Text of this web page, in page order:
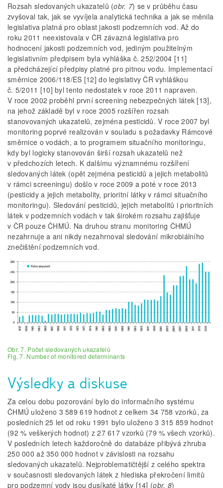
Rozsah sledovaných ukazatelů (obr. 7) se v průběhu času
zvyšoval tak, jak se vyvíjela analytická technika a jak se měnila
legislativa platná pro oblast jakosti podzemních vod. Až do
roku 2011 neexistovala v ČR závazná legislativa pro
hodnocení jakosti podzemních vod, jediným použitelným
legislativním předpisem byla vyhláška č. 252/2004 [11]
a předcházející předpisy platné pro pitnou vodu. Implementací
směrnice 2006/118/ES [12] do legislativy ČR vyhláškou
č. 5/2011 [10] byl tento nedostatek v roce 2011 napraven.
V roce 2002 proběhl první screening nebezpečných látek [13],
na jehož základě byl v roce 2005 rozšířen rozsah
stanovovaných ukazatelů, zejména pesticidů. V roce 2007 byl
monitoring poprvé realizován v souladu s požadavky Rámcové
směrnice o vodách, a to programem situačního monitoringu,
kdy byl logicky stanovován širší rozsah ukazatelů než
v předchozích letech. K dalšímu významnému rozšíření
sledovaných látek (opět zejména pesticidů a jejich metabolitů
v rámci screeningu) došlo v roce 2009 a poté v roce 2013
(pesticidy a jejich metabolity, prioritní látky v rámci situačního
monitoringu). Sledování pesticidů, jejich metabolitů i prioritních
látek v podzemních vodách v tak širokém rozsahu zajišťuje
v ČR pouze ČHMÚ. Na druhou stranu monitoring ČHMÚ
nezahrnuje a ani nikdy nezahrnoval sledování mikrobiálního
znečištění podzemních vod.
Obr. 7. Počet sledovaných ukazatelů
Fig. 7. Number of monitored determinants
Výsledky a diskuse
Za celou dobu pozorování bylo do informačního systému
ČHMÚ uloženo 3 589 619 hodnot z celkem 34 758 vzorků, za
posledních 25 let od roku 1991 bylo uloženo 3 315 859 hodnot
(92 % veškerých hodnot) z 27 617 vzorků (79 % všech vzorků).
V posledních letech každoročně do databáze přibývá zhruba
250 000 až 350 000 hodnot v závislosti na rozsahu
sledovaných ukazatelů. Nejproblematičtější z celého spektra
v současnosti sledovaných látek z hlediska překročení limitů
pro podzemní vody jsou dusíkaté látky [14] (obr. 8)